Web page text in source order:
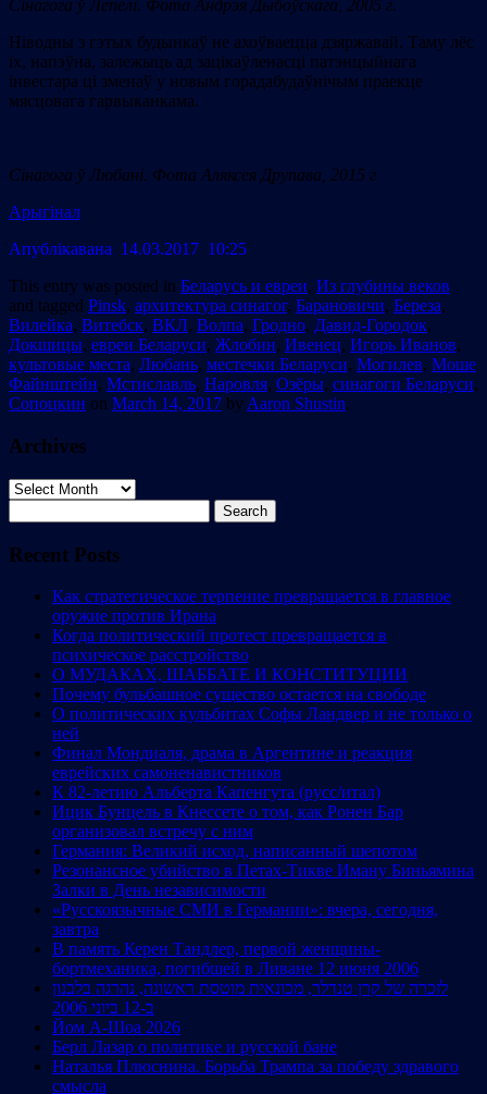
Сінагога ў Лепелі. Фота Андрэя Дыбоўскага, 2005 г.
Ніводны з гэтых будынкаў не ахоўваецца дзяржавай. Таму лёс
іх, напэўна, залежыць ад зацікаўленасці патэнцыйнага
інвестара ці зменаў у новым горадабудаўнічым праекце
мясцовага гарвыканкама.
Сінагога ў Любані. Фота Аляксея Друпава, 2015 г
Арыгiнал
Апублiкавана 14.03.2017 10:25
This entry was posted in Беларусь и евреи, Из глубины веков
and tagged Pinsk, архитектура синагог, Барановичи, Береза,
Вилейка, Витебск, ВКЛ, Волпа, Гродно, Давид-Городок,
Докшицы, евреи Беларуси, Жлобин, Ивенец, Игорь Иванов,
культовые места, Любань, местечки Беларуси, Могилев, Моше
Файнштейн, Мстиславль, Наровля, Озёры, синагоги Беларуси,
Сопоцкин on March 14, 2017 by Aaron Shustin.
Archives
Archives
for:
Recent Posts
Как стратегическое терпение превращается в главное
оружие против Ирана
Когда политический протест превращается в
психическое расстройство
О МУДАКАХ, ШАББАТЕ И КОНСТИТУЦИИ
Почему бульбашное существо остается на свободе
О политических кульбитах Софы Ландвер и не только о
ней
Финал Мондиаля, драма в Аргентине и реакция
еврейских самоненавистников
К 82-летию Альберта Капенгута (русс/итал)
Ицик Бунцель в Кнессете о том, как Ронен Бар
организовал встречу с ним
Германия: Великий исход, написанный шепотом
Резонансное убийство в Петах-Тикве Иману Биньямина
Залки в День независимости
«Русскоязычные СМИ в Германии»: вчера, сегодня,
завтра
В память Керен Тандлер, первой женщины-
бортмеханика, погибшей в Ливане 12 июня 2006
לזכרה של קרן טנדלר, מכונאית מוטסת ראשונה, נהרגה בלבנון
ב-12 ביוני 2006
Йом А-Шоа 2026
Берл Лазар о политике и русской бане
Наталья Плюснина. Борьба Трампа за победу здравого
смысла